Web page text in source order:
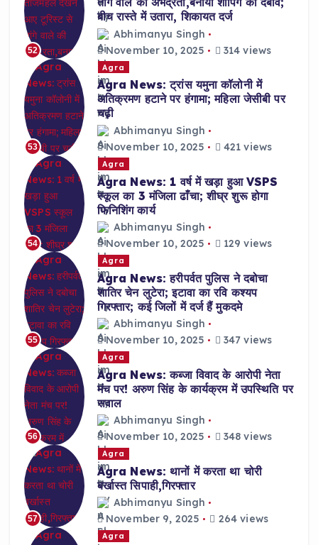
52
बीच रास्ते में उतारा, शिकायत दर्ज
Abhimanyu Singh
November 10, 2025
314 views
53
Agra
Agra News: ट्रांस यमुना कॉलोनी में
अतिक्रमण हटाने पर हंगामा; महिला जेसीबी पर
चढ़ी
Abhimanyu Singh
November 10, 2025
421 views
54
Agra
Agra News: 1 वर्ष में खड़ा हुआ VSPS
स्कूल का 3 मंजिला ढाँचा; शीघ्र शुरू होगा
फिनिशिंग कार्य
Abhimanyu Singh
November 10, 2025
129 views
55
Agra
Agra News: हरीपर्वत पुलिस ने दबोचा
शातिर चेन लुटेरा; इटावा का रवि कश्यप
गिरफ्तार; कई जिलों में दर्ज हैं मुकदमे
Abhimanyu Singh
November 10, 2025
347 views
56
Agra
Agra News: कब्जा विवाद के आरोपी नेता
मंच पर! अरुण सिंह के कार्यक्रम में उपस्थिति पर
सवाल
Abhimanyu Singh
November 10, 2025
348 views
57
Agra
Agra News: थानों में करता था चोरी
बर्खास्त सिपाही,गिरफ्तार
Abhimanyu Singh
November 9, 2025
264 views
Agra